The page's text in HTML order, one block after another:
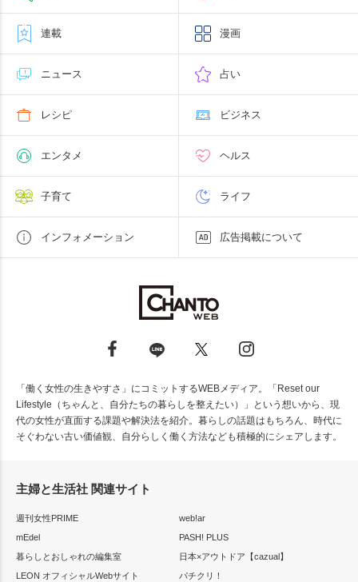
連載 漫画
ニュース 占い
レシピ ビジネス
エンタメ ヘルス
子育て ライフ
インフォメーション 広告掲載について
「働く女性の生きやすさ」にコミットするWEBメディア。「Reset our
Lifestyle（ちゃんと、自分たちの暮らしを整えたい）」という想いから、現
代の女性が直面する課題や解決法を紹介。暮らしの話題はもちろん、時代に
そぐわない古い価値観、自分らしく働く方法なども積極的にシェアします。
主婦と生活社 関連サイト
週刊女性PRIME
web!ar
mEdel
PASH! PLUS
暮らしとおしゃれの編集室
日本×アウトドア【cazual】
LEON オフィシャルWebサイト
パチクリ！